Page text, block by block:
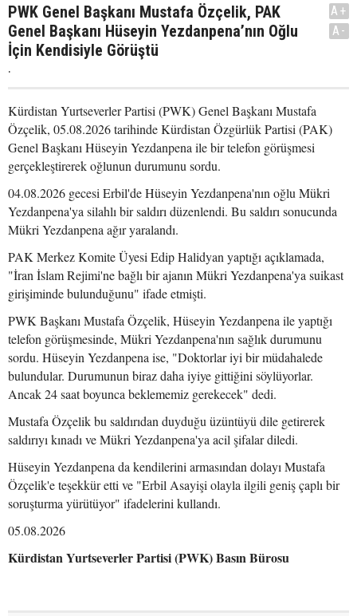
PWK Genel Başkanı Mustafa Özçelik, PAK
Genel Başkanı Hüseyin Yezdanpena’nın Oğlu
İçin Kendisiyle Görüştü
.
A+
A-
Kürdistan Yurtseverler Partisi (PWK) Genel Başkanı Mustafa
Özçelik, 05.08.2026 tarihinde Kürdistan Özgürlük Partisi (PAK)
Genel Başkanı Hüseyin Yezdanpena ile bir telefon görüşmesi
gerçekleştirerek oğlunun durumunu sordu.
04.08.2026 gecesi Erbil'de Hüseyin Yezdanpena'nın oğlu Mükri
Yezdanpena'ya silahlı bir saldırı düzenlendi. Bu saldırı sonucunda
Mükri Yezdanpena ağır yaralandı.
PAK Merkez Komite Üyesi Edip Halidyan yaptığı açıklamada,
"İran İslam Rejimi'ne bağlı bir ajanın Mükri Yezdanpena'ya suikast
girişiminde bulunduğunu" ifade etmişti.
PWK Başkanı Mustafa Özçelik, Hüseyin Yezdanpena ile yaptığı
telefon görüşmesinde, Mükri Yezdanpena'nın sağlık durumunu
sordu. Hüseyin Yezdanpena ise, "Doktorlar iyi bir müdahalede
bulundular. Durumunun biraz daha iyiye gittiğini söylüyorlar.
Ancak 24 saat boyunca beklememiz gerekecek" dedi.
Mustafa Özçelik bu saldırıdan duyduğu üzüntüyü dile getirerek
saldırıyı kınadı ve Mükri Yezdanpena'ya acil şifalar diledi.
Hüseyin Yezdanpena da kendilerini armasından dolayı Mustafa
Özçelik'e teşekkür etti ve "Erbil Asayişi olayla ilgili geniş çaplı bir
soruşturma yürütüyor" ifadelerini kullandı.
05.08.2026
Kürdistan Yurtseverler Partisi (PWK) Basın Bürosu